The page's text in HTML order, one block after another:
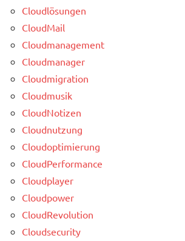
Cloudlösungen
CloudMail
Cloudmanagement
Cloudmanager
Cloudmigration
Cloudmusik
CloudNotizen
Cloudnutzung
Cloudoptimierung
CloudPerformance
Cloudplayer
Cloudpower
CloudRevolution
Cloudsecurity